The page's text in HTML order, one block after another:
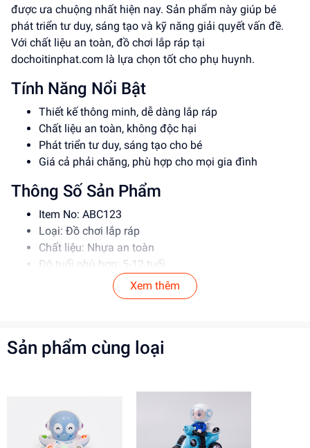
được ưa chuộng nhất hiện nay. Sản phẩm này giúp bé
phát triển tư duy, sáng tạo và kỹ năng giải quyết vấn đề.
Với chất liệu an toàn, đồ chơi lắp ráp tại
dochoitinphat.com là lựa chọn tốt cho phụ huynh.
Tính Năng Nổi Bật
Thiết kế thông minh, dễ dàng lắp ráp
Chất liệu an toàn, không độc hại
Phát triển tư duy, sáng tạo cho bé
Giá cả phải chăng, phù hợp cho mọi gia đình
Thông Số Sản Phẩm
Item No: ABC123
Loại: Đồ chơi lắp ráp
Chất liệu: Nhựa an toàn
Độ tuổi phù hợp: 5-12 tuổi
Hướng Dẫn Sử Dụng
Giám sát trẻ khi chơi để tránh tai nạn
Phát triển tư duy, sáng tạo cho bé
Rèn luyện kỹ năng giải quyết vấn đề
Tăng cường khả năng phối hợp tay mắt
Xem thêm
Sản phẩm cùng loại